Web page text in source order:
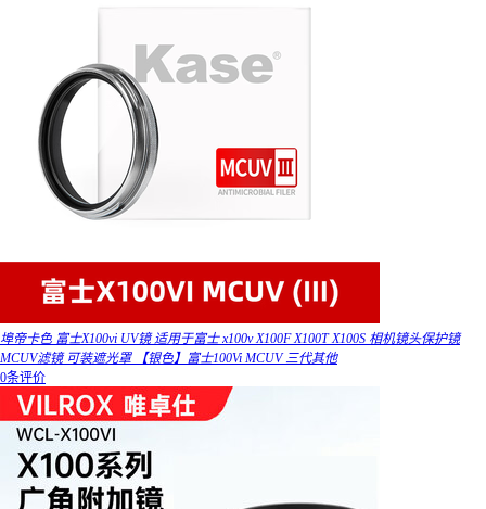
埠帝卡色 富士X100vi UV镜 适用于富士 x100v X100F X100T X100S 相机镜头保护镜
MCUV滤镜 可装遮光罩 【银色】富士100Vi MCUV 三代其他
0条评价